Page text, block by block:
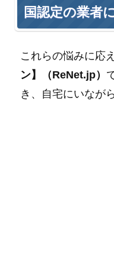
国認定の業者
これらの悩みに応
ン】（ReNet.jp）
き、自宅にいなが